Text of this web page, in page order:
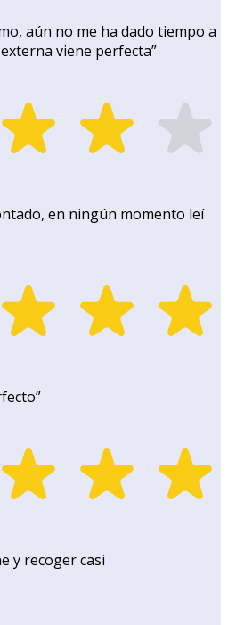
aún no me ha dado tiempo a
viene perfecta”
en ningún momento leí
”
y recoger casi